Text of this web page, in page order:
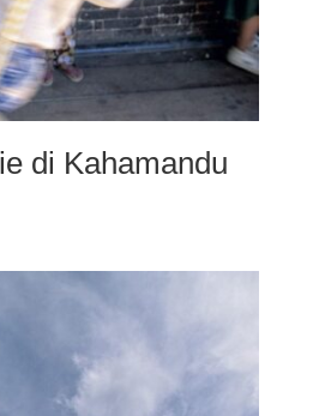
di Kahamandu